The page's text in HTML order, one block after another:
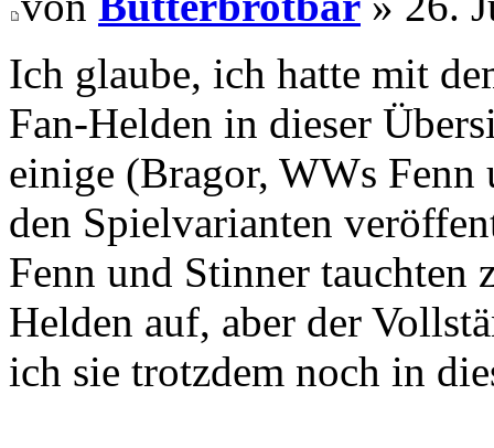
Ich glaube, ich hatte mit
Fan-Helden in dieser
einige (Bragor, WWs
den Spielvarianten
Fenn und Stinner tauchten
Helden auf, aber der
ich sie trotzdem noch in